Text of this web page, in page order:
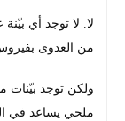
لا. لا توجد أي
من العدوى
ولكن توجد بيّنات
ملحي يساعد في